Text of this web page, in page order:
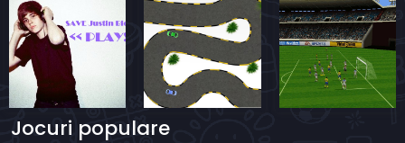
Jocuri populare